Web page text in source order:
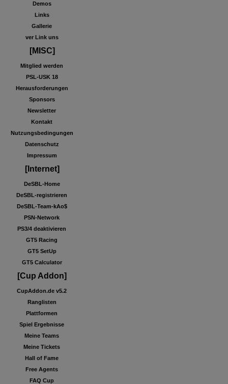
Demos
Links
Gallerie
ver Link uns
[MISC]
Mitglied werden
PSL-USK 18
Herausforderungen
Sponsors
Newsletter
Kontakt
Nutzungsbedingungen
Datenschutz
Impressum
[Internet]
DeSBL-Home
DeSBL-registrieren
DeSBL-Team-kAo$
PSN-Network
PS3/4 deaktivieren
GT5 Racing
GT5 SetUp
GT5 Calculator
[Cup Addon]
CupAddon.de v5.2
Ranglisten
Plattformen
Spiel Ergebnisse
Meine Teams
Meine Tickets
Hall of Fame
Free Agents
FAQ Cup